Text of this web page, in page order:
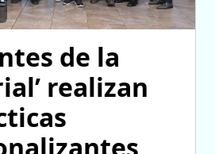
de la
realizan